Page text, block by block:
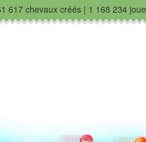
617 chevaux créés | 1 168 234